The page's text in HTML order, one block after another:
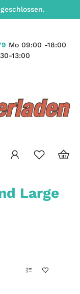
Mo 09:00 -18:00
13:00
Large